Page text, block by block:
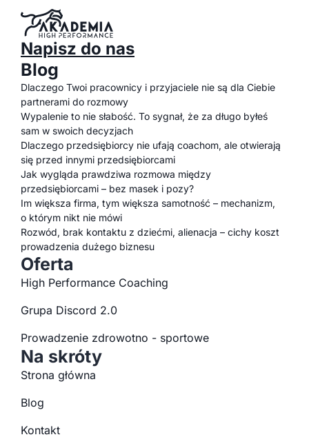
Napisz do nas
Blog
Dlaczego Twoi pracownicy i przyjaciele nie są dla Ciebie
partnerami do rozmowy
Wypalenie to nie słabość. To sygnał, że za długo byłeś
sam w swoich decyzjach
Dlaczego przedsiębiorcy nie ufają coachom, ale otwierają
się przed innymi przedsiębiorcami
Jak wygląda prawdziwa rozmowa między
przedsiębiorcami – bez masek i pozy?
Im większa firma, tym większa samotność – mechanizm,
o którym nikt nie mówi
Rozwód, brak kontaktu z dziećmi, alienacja – cichy koszt
prowadzenia dużego biznesu
Oferta
High Performance Coaching
Grupa Discord 2.0
Prowadzenie zdrowotno - sportowe
Na skróty
Strona główna
Blog
Kontakt